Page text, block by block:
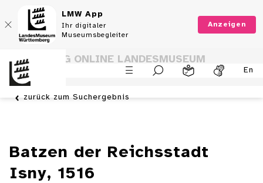
LMW App
Ihr digitaler
Museumsbegleiter
Anzeigen
En
SAMMLUNG ONLINE LANDESMUSEUM
WÜRTTEMBERG
zurück zum Suchergebnis
Batzen der Reichsstadt
Isny, 1516